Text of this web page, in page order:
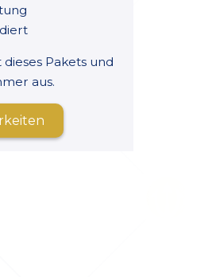
Pakets und
aus.